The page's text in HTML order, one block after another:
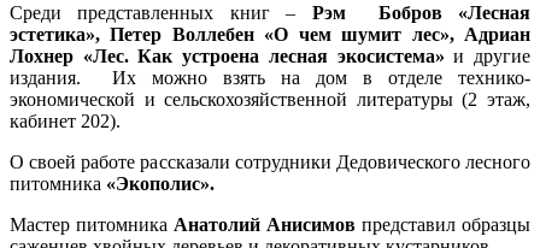
Среди представленных книг – Рэм Бобров «Лесная
эстетика», Петер Воллебен «О чем шумит лес», Адриан
Лохнер «Лес. Как устроена лесная экосистема» и другие
издания. Их можно взять на дом в отделе технико-
экономической и сельскохозяйственной литературы (2 этаж,
кабинет 202).
О своей работе рассказали сотрудники Дедовического лесного
питомника «Экополис».
Мастер питомника Анатолий Анисимов представил образцы